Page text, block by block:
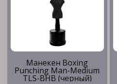
Манекен Boxing
Punching Man-Medium
TLS-BHB (черный)